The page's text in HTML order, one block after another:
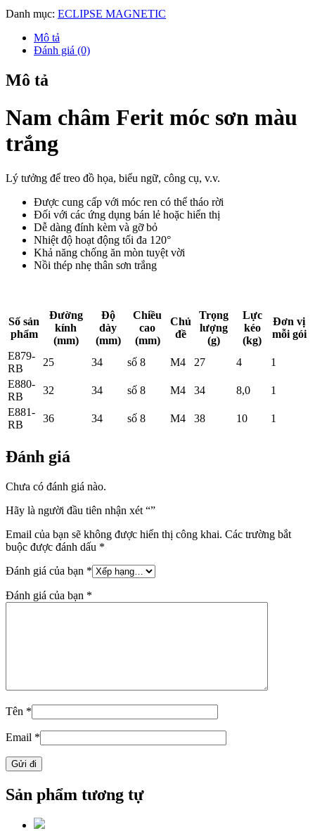
Danh mục: ECLIPSE MAGNETIC
Mô tả
Đánh giá (0)
Mô tả
Nam châm Ferit móc sơn màu
trắng
Lý tưởng để treo đồ họa, biểu ngữ, công cụ, v.v.
Được cung cấp với móc ren có thể tháo rời
Đối với các ứng dụng bán lẻ hoặc hiển thị
Dễ dàng đính kèm và gỡ bỏ
Nhiệt độ hoạt động tối đa 120°
Khả năng chống ăn mòn tuyệt vời
Nồi thép nhẹ thân sơn trắng
Số sản
phẩm
Đường
kính
(mm)
Độ
dày
(mm)
Chiều
cao
(mm)
Chủ
đề
Trọng
lượng
(g)
Lực
kéo
(kg)
Đơn vị
mỗi gói
E879-
RB
25 34 số 8 M4 27 4
1
E880-
RB
32 34 số 8 M4 34 8,0
1
E881-
RB
36 34 số 8 M4 38 10 1
Đánh giá
Chưa có đánh giá nào.
Hãy là người đầu tiên nhận xét “”
Email của bạn sẽ không được hiển thị công khai. Các trường bắt
buộc được đánh dấu *
Đánh giá của bạn *
Đánh giá của bạn *
Tên *
Email *
Sản phẩm tương tự